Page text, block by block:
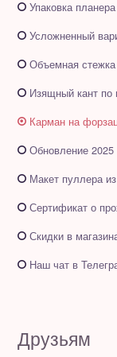
Упаковка
Усложненный
Объемная стежка
Изящный кант по
Карман на
Обновление 2025
Макет пуллера
Сертификат о
Скидки в
Наш чат в
Друзьям